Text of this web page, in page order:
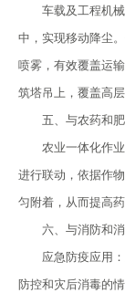
车载及工程机
中，实现移动降尘
喷雾，有效覆盖运
筑塔吊上，覆盖高
五、与农药和
农业一体化作
进行联动，依据作
匀附着，从而提高
六、与消防和
应急防疫应用
防控和灾后消毒的